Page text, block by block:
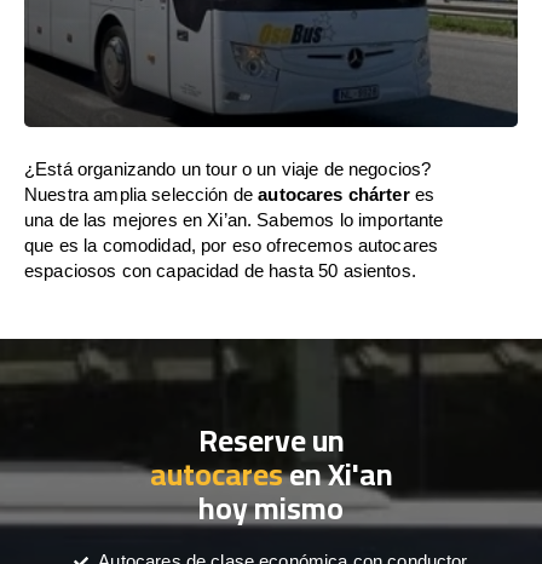
¿Está organizando un tour o un viaje de negocios?
Nuestra amplia selección deautocares chárteres
una de las mejores en Xi’an. Sabemos lo importante
que es la comodidad, por eso ofrecemos autocares
espaciosos con capacidad de hasta 50 asientos.
Reserve un
autocaresen Xi'an
hoy mismo